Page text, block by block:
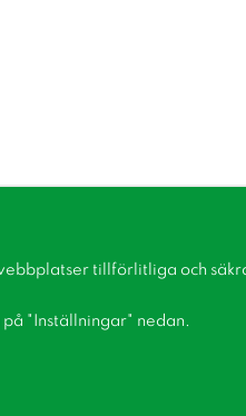
tillförlitliga och
"Inställningar" nedan.